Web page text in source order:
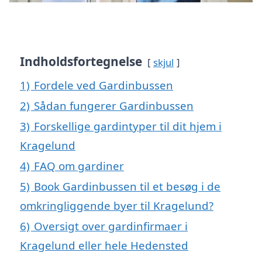
Indholdsfortegnelse skjul
1) Fordele ved Gardinbussen
2) Sådan fungerer Gardinbussen
3) Forskellige gardintyper til dit hjem i
Kragelund
4) FAQ om gardiner
5) Book Gardinbussen til et besøg i de
omkringliggende byer til Kragelund?
6) Oversigt over gardinfirmaer i
Kragelund eller hele Hedensted